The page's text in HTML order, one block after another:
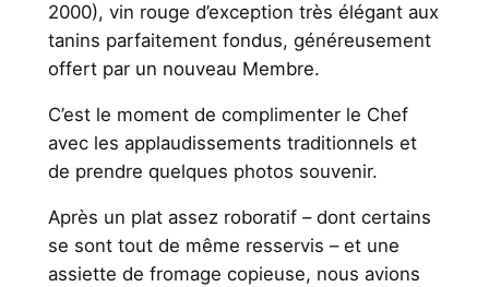
2000), vin rouge d’exception très élégant aux
tanins parfaitement fondus, généreusement
offert par un nouveau Membre.
C’est le moment de complimenter le Chef
avec les applaudissements traditionnels et
de prendre quelques photos souvenir.
Après un plat assez roboratif – dont certains
se sont tout de même resservis – et une
assiette de fromage copieuse, nous avions